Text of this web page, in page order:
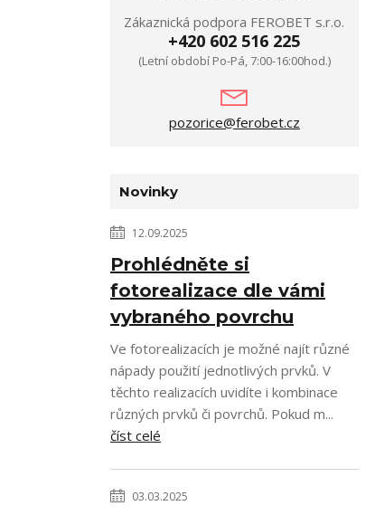
Zákaznická podpora FEROBET s.r.o.
+420 602 516 225
(Letní období Po-Pá, 7:00-16:00hod.)
pozorice@ferobet.cz
Novinky
12.09.2025
Prohlédněte si
fotorealizace dle vámi
vybraného povrchu
Ve fotorealizacích je možné najít různé
nápady použití jednotlivých prvků. V
těchto realizacích uvidíte i kombinace
různých prvků či povrchů. Pokud m...
číst celé
03.03.2025